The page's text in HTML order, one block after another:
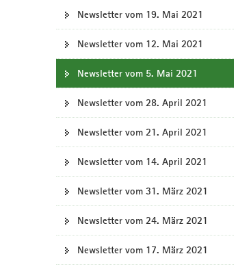
Newsletter vom 19. Mai 2021
Newsletter vom 12. Mai 2021
Newsletter vom 5. Mai 2021
Newsletter vom 28. April 2021
Newsletter vom 21. April 2021
Newsletter vom 14. April 2021
Newsletter vom 31. März 2021
Newsletter vom 24. März 2021
Newsletter vom 17. März 2021